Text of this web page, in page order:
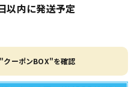
以内に発送予定
クーポンBOX"を確認